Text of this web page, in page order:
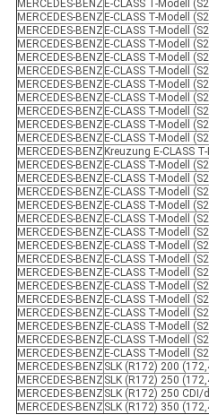
MERCEDES-BENZ E-CLASS T-Modell
MERCEDES-BENZ E-CLASS T-Modell
MERCEDES-BENZ E-CLASS T-Modell
MERCEDES-BENZ E-CLASS T-Modell
MERCEDES-BENZ E-CLASS T-Modell
MERCEDES-BENZ E-CLASS T-Modell
MERCEDES-BENZ E-CLASS T-Modell
MERCEDES-BENZ E-CLASS T-Modell
MERCEDES-BENZ E-CLASS T-Modell
MERCEDES-BENZ E-CLASS T-Modell
MERCEDES-BENZ E-CLASS T-Modell
MERCEDES-BENZ Kreuzung E-CLASS
MERCEDES-BENZ E-CLASS T-Modell
MERCEDES-BENZ E-CLASS T-Modell
MERCEDES-BENZ E-CLASS T-Modell
MERCEDES-BENZ E-CLASS T-Modell
MERCEDES-BENZ E-CLASS T-Modell
MERCEDES-BENZ E-CLASS T-Modell
MERCEDES-BENZ E-CLASS T-Modell
MERCEDES-BENZ E-CLASS T-Modell
MERCEDES-BENZ E-CLASS T-Modell
MERCEDES-BENZ E-CLASS T-Modell
MERCEDES-BENZ E-CLASS T-Modell
MERCEDES-BENZ E-CLASS T-Modell
MERCEDES-BENZ E-CLASS T-Modell
MERCEDES-BENZ E-CLASS T-Modell
MERCEDES-BENZ E-CLASS T-Modell
MERCEDES-BENZ SLK (R172) 200
MERCEDES-BENZ SLK (R172) 250
MERCEDES-BENZ SLK (R172) 250 CDI/
MERCEDES-BENZ SLK (R172) 350